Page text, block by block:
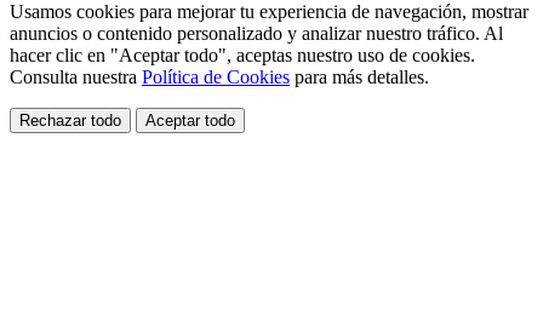
Usamos cookies para mejorar tu experiencia de navegación, mostrar
anuncios o contenido personalizado y analizar nuestro tráfico. Al
hacer clic en "Aceptar todo", aceptas nuestro uso de cookies.
Consulta nuestra Política de Cookies para más detalles.
Rechazar todo Aceptar todo